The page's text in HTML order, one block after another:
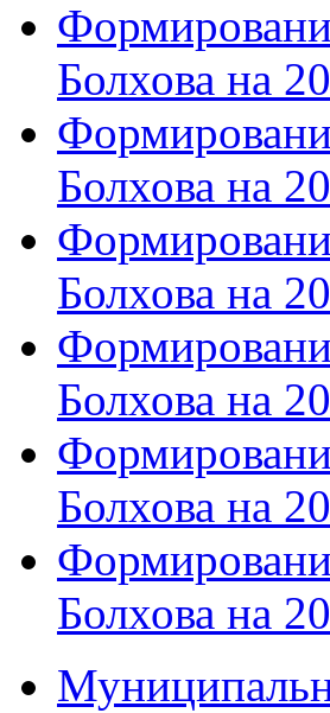
Болхова на
Болхова на
Болхова на
Болхова на
Болхова на
Болхова на